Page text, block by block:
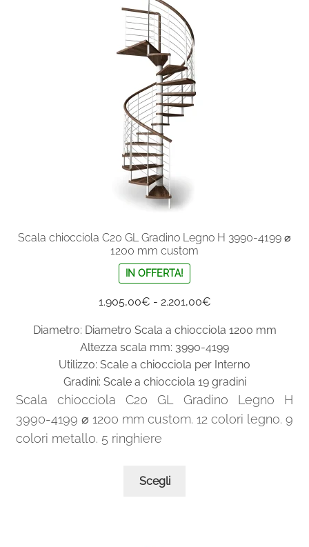
opzioni
possono
essere
scelte
nella
pagina
Scala chiocciola C20 GL Gradino Legno H 3990-4199 ⌀
1200 mm custom
IN OFFERTA!
1.905,00€ - 2.201,00€Fascia
prezzo:
da
1.905,00€
a
2.201,00€
Diametro: Diametro Scala a chiocciola 1200 mm
Altezza scala mm: 3990-4199
Utilizzo: Scale a chiocciola per Interno
Gradini: Scale a chiocciola 19 gradini
Scala chiocciola C20 GL Gradino Legno H
3990-4199 ⌀ 1200 mm custom. 12 colori legno. 9
colori metallo. 5 ringhiere
Scegli